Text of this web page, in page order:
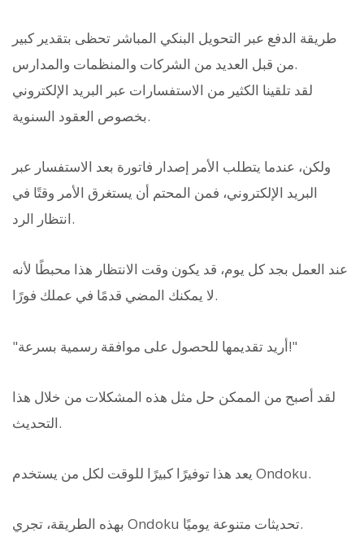
طريقة الدفع عبر التحويل البنكي المباشر تحظى بتقدير كبير
من قبل العديد من الشركات والمنظمات والمدارس.
لقد تلقينا الكثير من الاستفسارات عبر البريد الإلكتروني
بخصوص العقود السنوية.
ولكن، عندما يتطلب الأمر إصدار فاتورة بعد الاستفسار عبر
البريد الإلكتروني، فمن المحتم أن يستغرق الأمر وقتًا في
انتظار الرد.
عند العمل بجد كل يوم، قد يكون وقت الانتظار هذا محبطًا لأنه
لا يمكنك المضي قدمًا في عملك فورًا.
"أريد تقديمها للحصول على موافقة رسمية بسرعة!"
لقد أصبح من الممكن حل مثل هذه المشكلات من خلال هذا
التحديث.
يعد هذا توفيرًا كبيرًا للوقت لكل من يستخدم Ondoku.
بهذه الطريقة، تجري Ondoku تحديثات متنوعة يوميًا.